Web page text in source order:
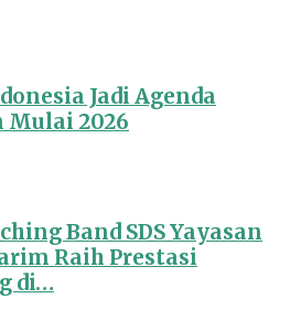
Jadi Agenda
Mulai 2026
Band SDS Yayasan
Raih Prestasi
di…